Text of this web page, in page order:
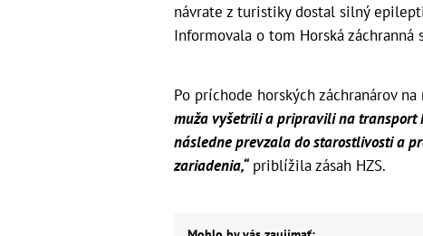
návrate z turistiky dostal silný
Informovala o tom Horská záchranná
Po príchode horských záchranárov
muža vyšetrili a pripravili na transport
následne prevzala do starostlivosti a
zariadenia,“priblížila zásah HZS.